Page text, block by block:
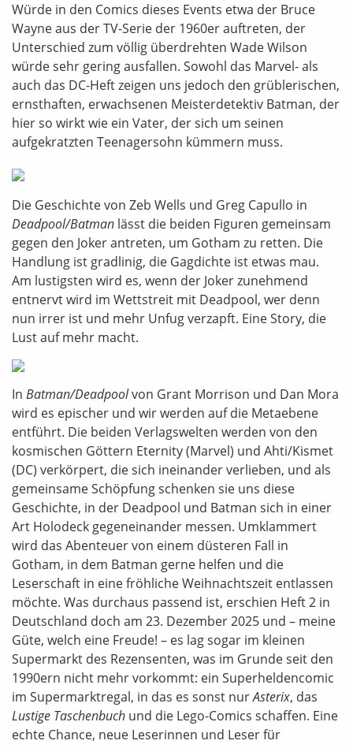
Würde in den Comics dieses Events etwa der Bruce
Wayne aus der TV-Serie der 1960er auftreten, der
Unterschied zum völlig überdrehten Wade Wilson
würde sehr gering ausfallen. Sowohl das Marvel- als
auch das DC-Heft zeigen uns jedoch den grüblerischen,
ernsthaften, erwachsenen Meisterdetektiv Batman, der
hier so wirkt wie ein Vater, der sich um seinen
aufgekratzten Teenagersohn kümmern muss.
Die Geschichte von Zeb Wells und Greg Capullo in
Deadpool/Batman lässt die beiden Figuren gemeinsam
gegen den Joker antreten, um Gotham zu retten. Die
Handlung ist gradlinig, die Gagdichte ist etwas mau.
Am lustigsten wird es, wenn der Joker zunehmend
entnervt wird im Wettstreit mit Deadpool, wer denn
nun irrer ist und mehr Unfug verzapft. Eine Story, die
Lust auf mehr macht.
In Batman/Deadpoolvon Grant Morrison und Dan Mora
wird es epischer und wir werden auf die Metaebene
entführt. Die beiden Verlagswelten werden von den
kosmischen Göttern Eternity (Marvel) und Ahti/Kismet
(DC) verkörpert, die sich ineinander verlieben, und als
gemeinsame Schöpfung schenken sie uns diese
Geschichte, in der Deadpool und Batman sich in einer
Art Holodeck gegeneinander messen. Umklammert
wird das Abenteuer von einem düsteren Fall in
Gotham, in dem Batman gerne helfen und die
Leserschaft in eine fröhliche Weihnachtszeit entlassen
möchte. Was durchaus passend ist, erschien Heft 2 in
Deutschland doch am 23. Dezember 2025 und – meine
Güte, welch eine Freude! – es lag sogar im kleinen
Supermarkt des Rezensenten, was im Grunde seit den
1990ern nicht mehr vorkommt: ein Superheldencomic
im Supermarktregal, in das es sonst nurAsterix, das
Lustige Taschenbuch und die Lego-Comics schaffen. Eine
echte Chance, neue Leserinnen und Leser für